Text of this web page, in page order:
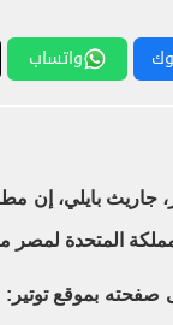
واتساب
المتحدة
بموقع توتير: